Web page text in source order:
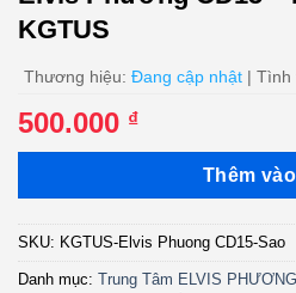
KGTUS
Thương hiệu: Đang cập nhật | Tình
500.000 ₫
Thêm
SKU: KGTUS-Elvis Phuong CD15-Sao
Danh mục: Trung Tâm ELVIS